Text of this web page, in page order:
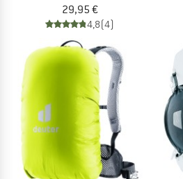
29,95 €
4,8(4)